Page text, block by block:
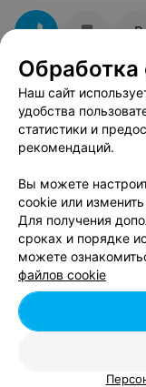
Смотрите
Минске
Выпрямление
Минске
Наш сайт
удобства
статистики и
рекомендаций.
Вы можете
cookie или
Для получения
сроках и порядке
можете
файлов cookie